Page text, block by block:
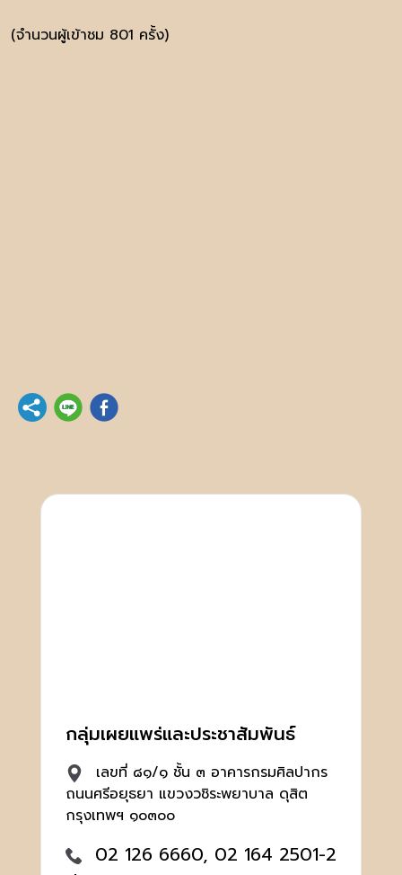
(จำนวนผู้เข้าชม 801 ครั้ง)
กลุ่มเผยแพร่และประชาสัมพันธ์
เลขที่ ๘๑/๑ ชั้น ๓ อาคารกรมศิลปากร
ถนนศรีอยุธยา แขวงวชิระพยาบาล ดุสิต
กรุงเทพฯ ๑๐๓๐๐
02 126 6660, 02 164 2501-2